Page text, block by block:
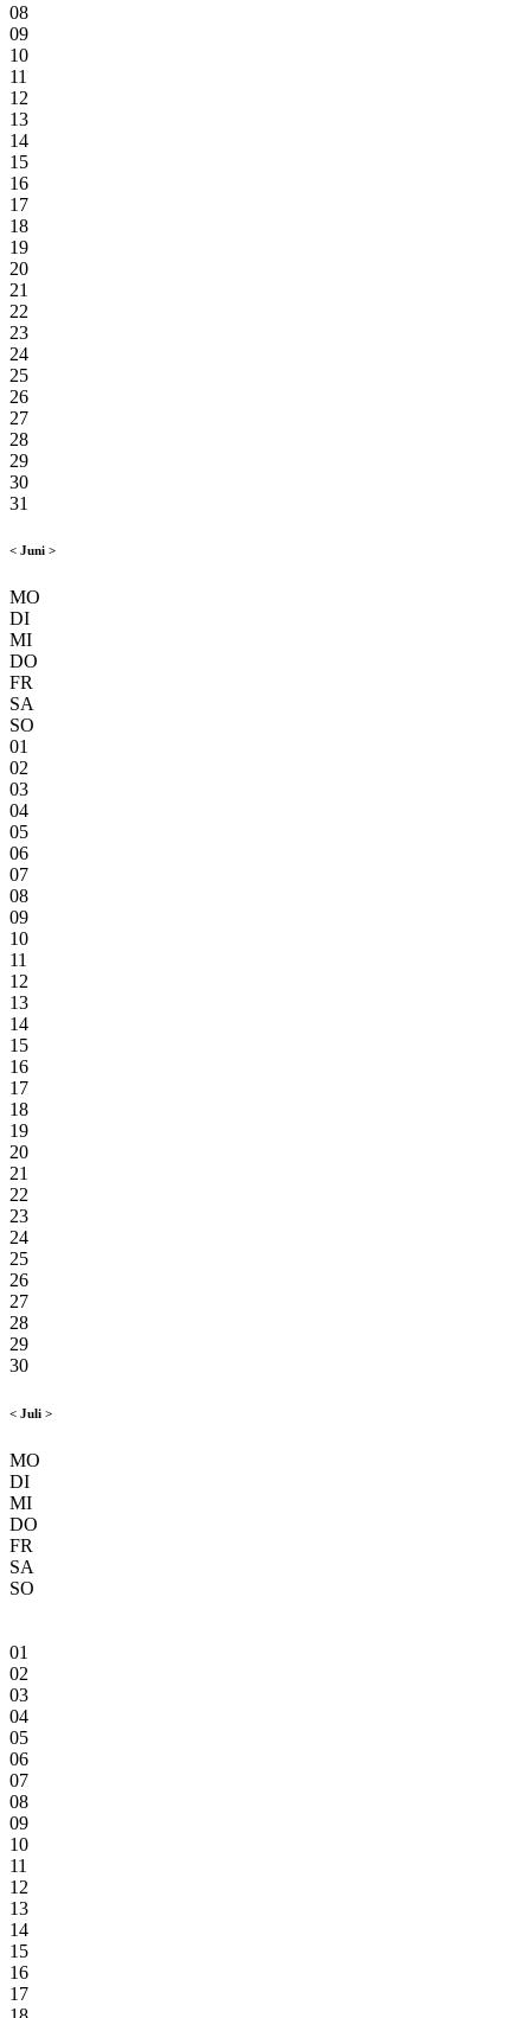
08
09
10
11
12
13
14
15
16
17
18
19
20
21
22
23
24
25
26
27
28
29
30
31
< Juni >
MO
DI
MI
DO
FR
SA
SO
01
02
03
04
05
06
07
08
09
10
11
12
13
14
15
16
17
18
19
20
21
22
23
24
25
26
27
28
29
30
< Juli >
MO
DI
MI
DO
FR
SA
SO
01
02
03
04
05
06
07
08
09
10
11
12
13
14
15
16
17